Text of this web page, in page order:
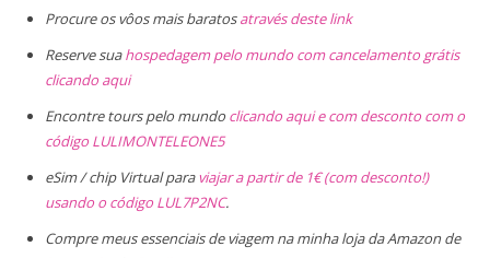
Procure os vôos mais baratosatravés deste link
Reserve suahospedagem pelo mundo com cancelamento grátis
clicando aqui
Encontre tours pelo mundo clicando aqui e com desconto com o
código LULIMONTELEONE5
eSim / chip Virtual paraviajar a partir de 1€ (com desconto!)
usando o código LUL7P2NC.
Compre meus essenciais de viagem na minha loja da Amazon de